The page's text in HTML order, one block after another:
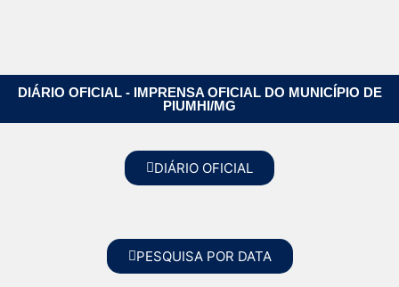
DIÁRIO OFICIAL - IMPRENSA OFICIAL DO MUNICÍPIO DE
PIUMHI/MG
DIÁRIO OFICIAL
PESQUISA POR DATA